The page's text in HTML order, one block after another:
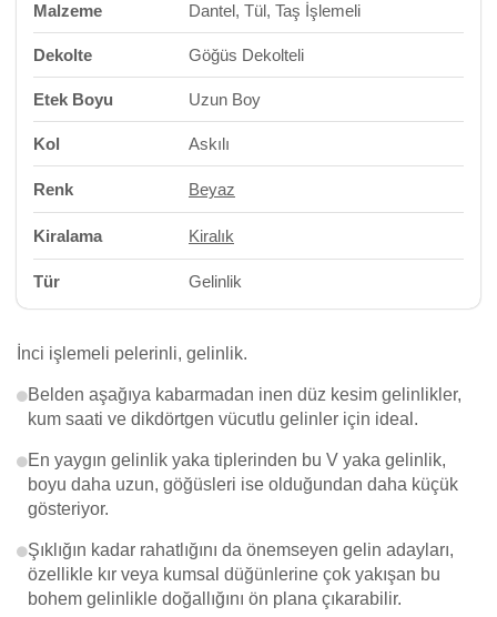
Malzeme Dantel, Tül, Taş İşlemeli
Dekolte Göğüs Dekolteli
Etek Boyu Uzun Boy
Kol Askılı
Renk Beyaz
Kiralama Kiralık
Tür Gelinlik
İnci işlemeli pelerinli, gelinlik.
Belden aşağıya kabarmadan inen düz kesim gelinlikler,
kum saati ve dikdörtgen vücutlu gelinler için ideal.
En yaygın gelinlik yaka tiplerinden bu V yaka gelinlik,
boyu daha uzun, göğüsleri ise olduğundan daha küçük
gösteriyor.
Şıklığın kadar rahatlığını da önemseyen gelin adayları,
özellikle kır veya kumsal düğünlerine çok yakışan bu
bohem gelinlikle doğallığını ön plana çıkarabilir.